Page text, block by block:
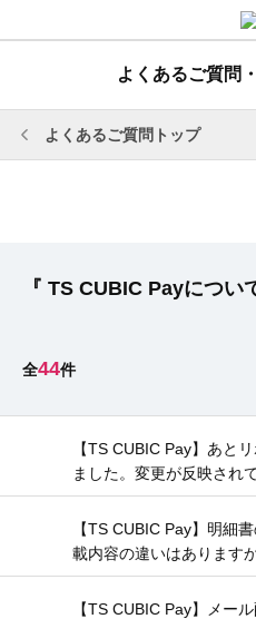
よくあるご質問
よくあるご質問トップ
『 TS CUBIC Payについ
44
【TS CUBIC Pay】あと
ました。変更が反映され
【TS CUBIC Pay】明細
載内容の違いはあります
【TS CUBIC Pay】メー